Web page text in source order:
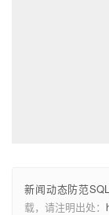
新闻动态防范
载，请注明出处：